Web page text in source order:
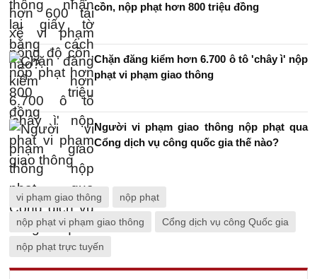
cồn, nộp phạt hơn 800 triệu đồng
Chặn đăng kiểm hơn 6.700 ô tô 'chây ì' nộp
phạt vi phạm giao thông
Người vi phạm giao thông nộp phạt qua
Cổng dịch vụ công quốc gia thế nào?
vi phạm giao thông nộp phạt
nộp phạt vi phạm giao thông Cổng dịch vụ công Quốc gia
nộp phạt trực tuyến